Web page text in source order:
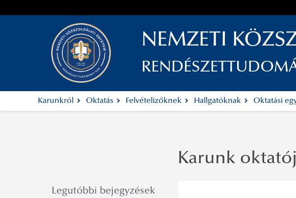
NEMZETI
Karunkról Oktatás Felvételizőknek Hallgatóknak Oktatási
Legutóbbi bejegyzések
Karunk